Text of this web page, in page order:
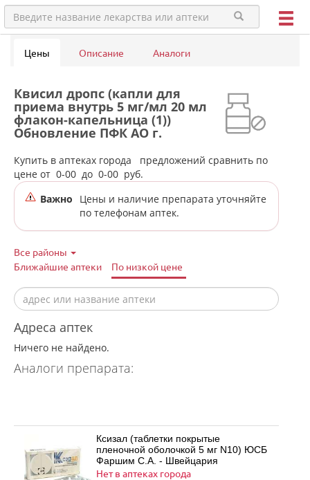
Цены Описание Аналоги
Квисил дропс (капли для
приема внутрь 5 мг/мл 20 мл
флакон-капельница (1))
Обновление ПФК АО г.
аптеках города Копейска
(Челябинская обл)
Купить в аптеках города
предложений сравнить по
цене от 0-00 до 0-00 руб.
Важно
Цены и наличие препарата уточняйте
по телефонам аптек.
Все районы
Ближайшие аптеки
По низкой цене
Адреса аптек
Ничего не найдено.
Аналоги препарата:
Ксизал (таблетки покрытые
пленочной оболочкой 5 мг N10) ЮСБ
Фаршим С.А. - Швейцария
Нет в аптеках города